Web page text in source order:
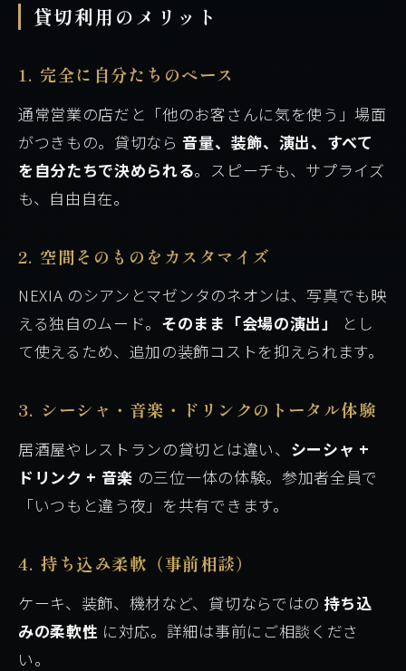
貸切利用のメリット
1. 完全に自分たちのペース
通常営業の店だと「他のお客さんに気を使う」場面
がつきもの。貸切なら音量、装飾、演出、すべて
を自分たちで決められる。スピーチも、サプライズ
も、自由自在。
2. 空間そのものをカスタマイズ
NEXIA のシアンとマゼンタのネオンは、写真でも映
える独自のムード。 そのまま「会場の演出」
とし
て使えるため、追加の装飾コストを抑えられます。
3. シーシャ・音楽・ドリンクのトータル体験
居酒屋やレストランの貸切とは違い、 シーシャ +
ドリンク + 音楽 の三位一体の体験。参加者全員で
「いつもと違う夜」を共有できます。
4. 持ち込み柔軟（事前相談）
ケーキ、装飾、機材など、貸切ならではの 持ち込
みの柔軟性 に対応。詳細は事前にご相談くださ
い。